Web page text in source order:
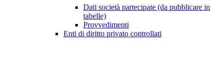
Dati società partecipate (da pubblicare in
tabelle)
Provvedimenti
Enti di diritto privato controllati